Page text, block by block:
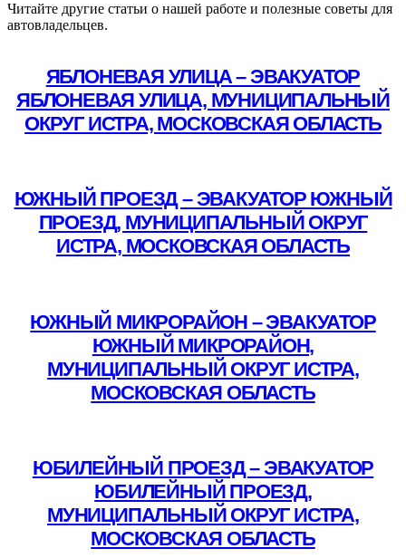
Читайте другие статьи о нашей работе и полезные советы для
автовладельцев.
ЯБЛОНЕВАЯ УЛИЦА – ЭВАКУАТОР
ЯБЛОНЕВАЯ УЛИЦА, МУНИЦИПАЛЬНЫЙ
ОКРУГ ИСТРА, МОСКОВСКАЯ ОБЛАСТЬ
ЮЖНЫЙ ПРОЕЗД – ЭВАКУАТОР ЮЖНЫЙ
ПРОЕЗД, МУНИЦИПАЛЬНЫЙ ОКРУГ
ИСТРА, МОСКОВСКАЯ ОБЛАСТЬ
ЮЖНЫЙ МИКРОРАЙОН – ЭВАКУАТОР
ЮЖНЫЙ МИКРОРАЙОН,
МУНИЦИПАЛЬНЫЙ ОКРУГ ИСТРА,
МОСКОВСКАЯ ОБЛАСТЬ
ЮБИЛЕЙНЫЙ ПРОЕЗД – ЭВАКУАТОР
ЮБИЛЕЙНЫЙ ПРОЕЗД,
МУНИЦИПАЛЬНЫЙ ОКРУГ ИСТРА,
МОСКОВСКАЯ ОБЛАСТЬ